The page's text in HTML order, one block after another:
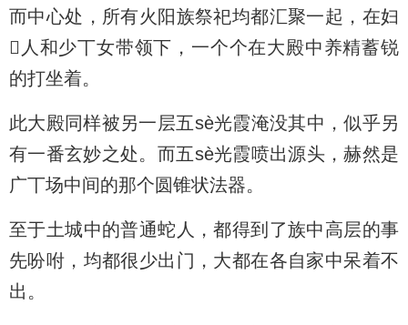
而中心处，所有火阳族祭祀均都汇聚一起，在妇
人和少丅女带领下，一个个在大殿中养精蓄锐
的打坐着。
此大殿同样被另一层五sè光霞淹没其中，似乎另
有一番玄妙之处。而五sè光霞喷出源头，赫然是
广丅场中间的那个圆锥状法器。
至于土城中的普通蛇人，都得到了族中高层的事
先吩咐，均都很少出门，大都在各自家中呆着不
出。